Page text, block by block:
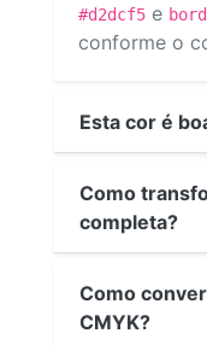
#d2dcf5 e
conforme o
Esta cor é
Como
completa?
Como
CMYK?